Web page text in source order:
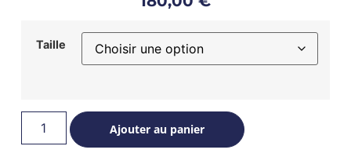
Taille
Ajouter au panier